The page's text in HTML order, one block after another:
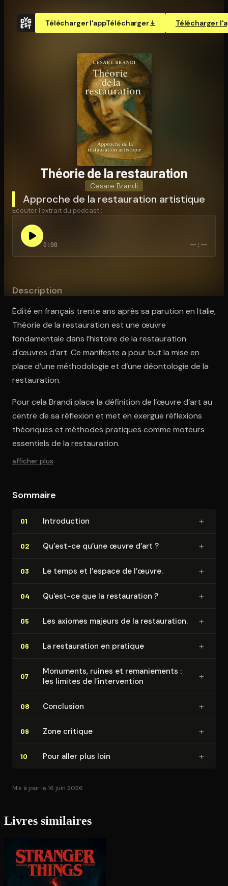
Télécharger l'appTélécharger Télécharger
Théorie de la res­tau­ra­tion
Cesare Brandi
Approche de la restauration artistique
Écouter l'extrait du podcast :
0:00 --:--
Description
Édité en français trente ans après sa parution en Italie,
Théorie de la restauration est une œuvre
fondamentale dans l’histoire de la restauration
d’œuvres d’art. Ce manifeste a pour but la mise en
place d’une méthodologie et d’une déontologie de la
restauration.
Pour cela Brandi place la définition de l’œuvre d’art au
centre de sa réflexion et met en exergue réflexions
théoriques et méthodes pratiques comme moteurs
essentiels de la restauration.
afficher plus
Sommaire
01 In­tro­duc­tion +
02 Qu’est-ce qu’une œuvre d’art ? +
03 Le temps et l’espace de l’œuvre. +
04 Qu'est-ce que la res­tau­ra­tion ? +
05 Les axiomes majeurs de la res­tau­ra­tion. +
06 La res­tau­ra­tion en pratique +
07
Monuments, ruines et re­ma­nie­ments :
les limites de l’in­ter­ven­tion
+
08 Conclusion +
09 Zone critique +
10 Pour aller plus loin +
Mis à jour le 16 juin 2026
Livres similaires